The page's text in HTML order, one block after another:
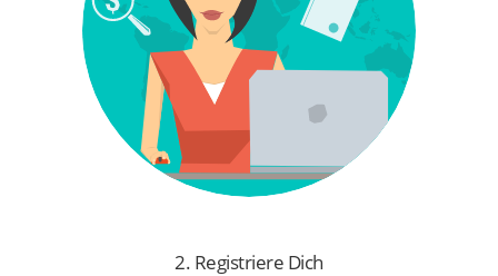
2. Registriere Dich